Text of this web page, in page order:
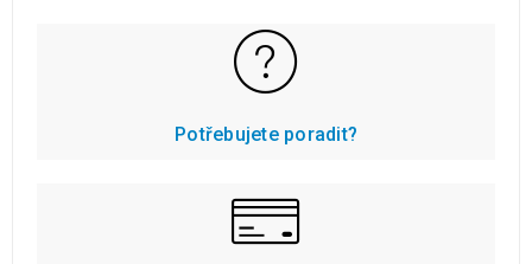
Potřebujete poradit?